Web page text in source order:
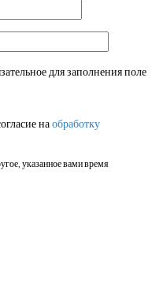
для заполнения поле
наобработку
указанное вами время